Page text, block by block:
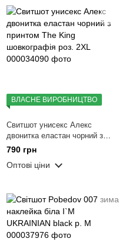
ВЛАСНЕ ВИРОБНИЦТВО
Свитшот унисекс Алекс
двонитка еластан чорний з
принтом The King шовкографія
роз. 2XL
790 грн
Оптові ціни